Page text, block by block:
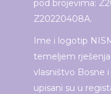
pod brojevima:
Z20220408A.
Ime i logotip
temeljem
vlasništvo Bosne i
upisani su u